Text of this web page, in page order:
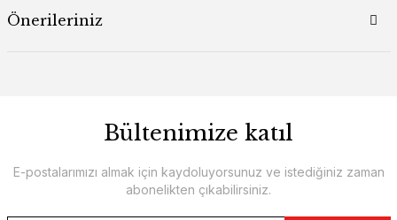
Önerileriniz
Bültenimize katıl
E-postalarımızı almak için kaydoluyorsunuz ve istediğiniz zaman
abonelikten çıkabilirsiniz.